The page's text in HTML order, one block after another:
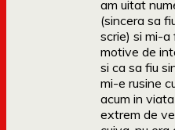
am uitat
(sincera sa
scrie) si mi-a
motive de
si ca sa fiu
mi-e rusine
acum in
extrem de